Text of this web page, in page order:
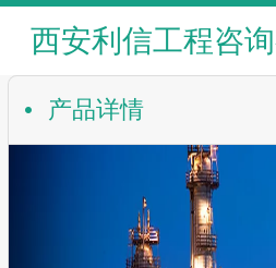
西安利信工程咨
产品详情